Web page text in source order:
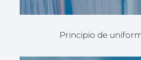
Principio de